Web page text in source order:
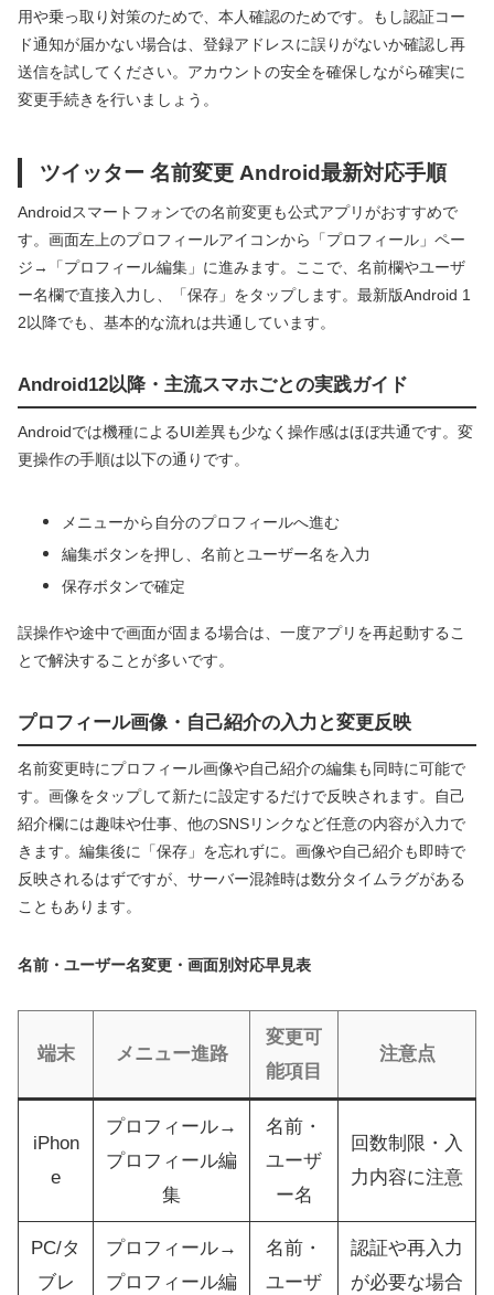
用や乗っ取り対策のためで、本人確認のためです。もし認証コー
ド通知が届かない場合は、登録アドレスに誤りがないか確認し再
送信を試してください。アカウントの安全を確保しながら確実に
変更手続きを行いましょう。
ツイッター 名前変更 Android最新対応手順
Androidスマートフォンでの名前変更も公式アプリがおすすめで
す。画面左上のプロフィールアイコンから「プロフィール」ペー
ジ→「プロフィール編集」に進みます。ここで、名前欄やユーザ
ー名欄で直接入力し、「保存」をタップします。最新版Android 1
2以降でも、基本的な流れは共通しています。
Android12以降・主流スマホごとの実践ガイド
Androidでは機種によるUI差異も少なく操作感はほぼ共通です。変
更操作の手順は以下の通りです。
メニューから自分のプロフィールへ進む
編集ボタンを押し、名前とユーザー名を入力
保存ボタンで確定
誤操作や途中で画面が固まる場合は、一度アプリを再起動するこ
とで解決することが多いです。
プロフィール画像・自己紹介の入力と変更反映
名前変更時にプロフィール画像や自己紹介の編集も同時に可能で
す。画像をタップして新たに設定するだけで反映されます。自己
紹介欄には趣味や仕事、他のSNSリンクなど任意の内容が入力で
きます。編集後に「保存」を忘れずに。画像や自己紹介も即時で
反映されるはずですが、サーバー混雑時は数分タイムラグがある
こともあります。
名前・ユーザー名変更・画面別対応早見表
端末 メニュー進路
変更可
能項目
注意点
iPhon
e
プロフィール→
プロフィール編
集
名前・
ユーザ
ー名
回数制限・入
力内容に注意
PC/タ
ブレ
プロフィール→
プロフィール編
名前・
ユーザ
認証や再入力
が必要な場合